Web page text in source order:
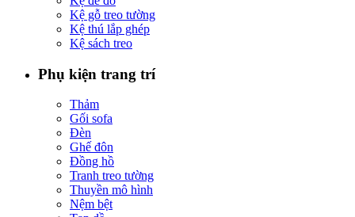
Kệ gỗ treo tường
Kệ thú lắp ghép
Kệ sách treo
Phụ kiện trang trí
Thảm
Gối sofa
Đèn
Ghế đôn
Đồng hồ
Tranh treo tường
Thuyền mô hình
Nệm bệt